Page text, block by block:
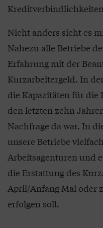
Nicht anders sieht es
Nahezu alle Betriebe
Erfahrung mit der
Kurzarbeitergeld. In
die Kapazitäten für die
den letzten zehn
Nachfrage da war. In
unsere Betriebe
Arbeitsagenturen und
die Erstattung des
April/Anfang Mai oder
erfolgen soll.